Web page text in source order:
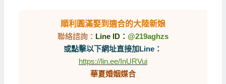
順利圓滿娶到適合的大陸新娘
聯絡諮詢： Line ID： @219aghzs
或點擊以下網址直接加Line：
https://lin.ee/InURVui
華夏婚姻媒合